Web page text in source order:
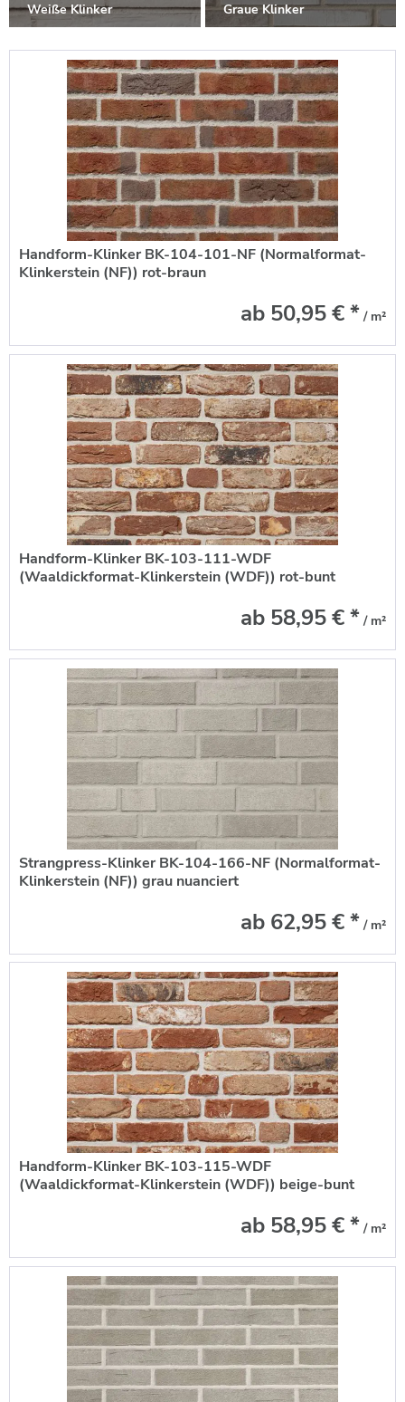
Weiße Klinker Graue Klinker
Handform-Klinker BK-104-101-NF (Normalformat-
Klinkerstein (NF)) rot-braun
ab 50,95 € * / m²
Handform-Klinker BK-103-111-WDF
(Waaldickformat-Klinkerstein (WDF)) rot-bunt
ab 58,95 € * / m²
Strangpress-Klinker BK-104-166-NF (Normalformat-
Klinkerstein (NF)) grau nuanciert
ab 62,95 € * / m²
Handform-Klinker BK-103-115-WDF
(Waaldickformat-Klinkerstein (WDF)) beige-bunt
ab 58,95 € * / m²